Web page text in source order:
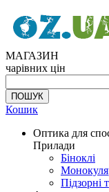
МАГАЗИН
чарівних цін
Кошик
Оптика для
Прилади
Біноклі
Підзорні